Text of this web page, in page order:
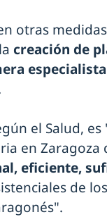
otras
creación de
especialista
el Salud,
en Zaragoza
eficiente,
de